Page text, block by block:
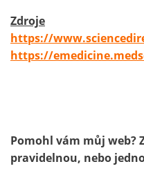
Zdroje
https://
https://
Pomohl vám můj web?
pravidelnou, nebo